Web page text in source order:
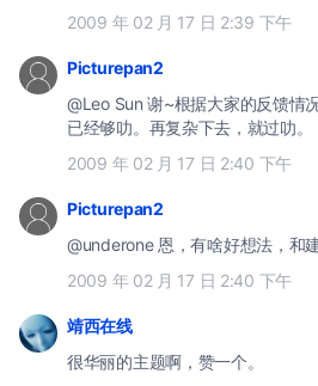
2009 年 02 月 17 日 2:39 下午
Picturepan2
@Leo Sun 谢~根据大家的反馈情
已经够叻。再复杂下去，就过叻。
2009 年 02 月 17 日 2:40 下午
Picturepan2
@underone 恩，有啥好想法，和
2009 年 02 月 17 日 2:40 下午
靖西在线
很华丽的主题啊，赞一个。